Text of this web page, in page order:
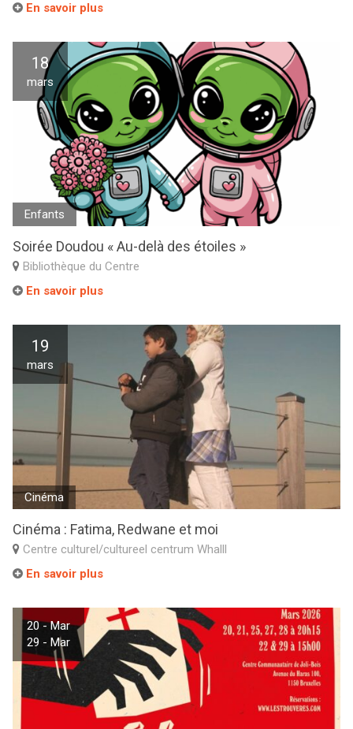
En savoir plus
18
mars
Enfants
Soirée Doudou « Au-delà des étoiles »
Bibliothèque du Centre
En savoir plus
19
mars
Cinéma
Cinéma : Fatima, Redwane et moi
Centre culturel/cultureel centrum Whalll
En savoir plus
20 - Mar
29 - Mar